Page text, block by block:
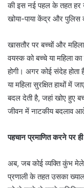
की इस नई पहल के तहत हर
खोया-पाया केंद्र और पुलिस
खासतौर पर बच्चों और
वयस्क को बच्चे या महिला
होगी। अगर कोई संदेह होता
या महिला सुरक्षित हाथों में
बदल देती है, जहां खोए हुए
जीवन में नाटकीय बदलाव
पहचान प्रमाणित करने पर
अब, जब कोई व्यक्ति कुंभ मेले
प्रणाली के तहत उसका